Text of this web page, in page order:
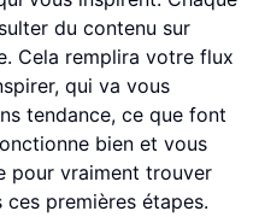
du contenu sur
Cela remplira votre flux
qui va vous
tendance, ce que font
bien et vous
pour vraiment trouver
premières étapes.